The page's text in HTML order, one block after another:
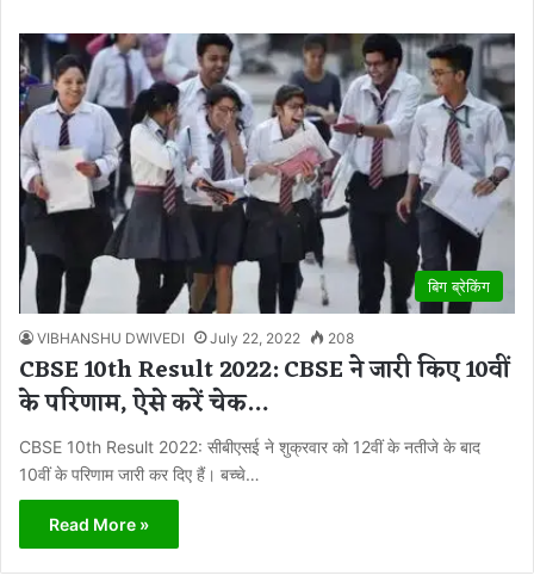
बिग ब्रेकिंग
VIBHANSHU DWIVEDI July 22, 2022 208
CBSE 10th Result 2022: CBSE ने जारी किए 10वीं
के परिणाम, ऐसे करें चेक…
CBSE 10th Result 2022: सीबीएसई ने शुक्रवार को 12वीं के नतीजे के बाद
10वीं के परिणाम जारी कर दिए हैं। बच्चे…
Read More »